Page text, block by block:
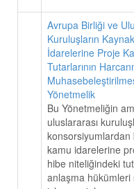
Avrupa Birliği ve
Kuruluşların
İdarelerine Proje
Tutarlarının
Yönetmelik
Bu Yönetmeliğin
uluslararası
kamu idarelerine
hibe niteliğindeki
anlaşma hükümleri